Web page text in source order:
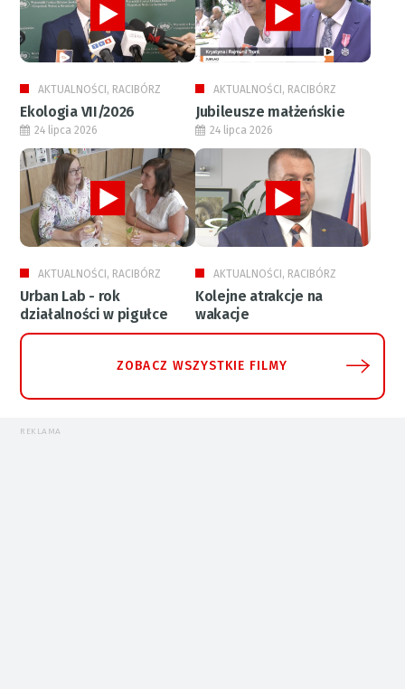
AKTUALNOŚCI, RACIBÓRZ
Ekologia VII/2026
AKTUALNOŚCI, RACIBÓRZ
Jubileusze małżeńskie
24 lipca 2026
AKTUALNOŚCI, RACIBÓRZ
Urban Lab - rok
działalności w pigułce
24 lipca 2026
AKTUALNOŚCI, RACIBÓRZ
Kolejne atrakcje na
wakacje
ZOBACZ WSZYSTKIE FILMY
REKLAMA